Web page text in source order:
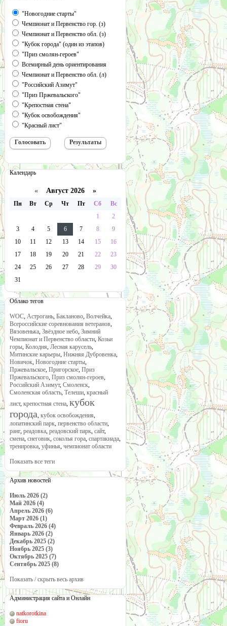
"Новогодние старты"
Чемпионат и Первенство гор. (з)
Чемпионат и Первенство обл. (з)
"Кубок города" (один из этапов)
"Приз смолян-героев"
Всемирный день ориентирования
Чемпионат и Первенство обл. (л)
"Российский Азимут"
"Приз Пржевальского"
"Крепостная стена"
"Кубок освобождения"
"Красный лист"
Календарь
« Август 2026 »
Пн Вт Ср Чт Пт Сб
Вс
1
2
3
4 5 6 7 8
9
10
11 12 13 14 15
16
17
18 19 20 21 22
23
24
25 26 27 28 29
30
31
Облако тегов
WOC, Астрогань, Бакланово, Волчейка,
Всероссийские соревнования ветеранов,
Вязовенька, Звёздное небо, Зимний
Чемпионат и Первенство области, Козьи
горы, Колодня, Лесная карусель,
Митинские карьеры, Нижняя Дубровенка,
Новичок, Новогодние старты,
Пржевальское, Пригорское, Приз
Пржевальского, Приз смолян-героев,
Российский Азимут, Смоленск,
Смоленская область, Телеши, красный
лист, крепостная стена, кубок
города, кубок освобождения,
лопатинский парк, первенство области,
ранг, реадовка, реадовский парк, сайт,
смена, снеговик, соколья гора, спартакиада,
тренировка, уфинья, чемпионат области
Показать все теги
Архив новостей
Июль 2026 (2)
Май 2026 (4)
Апрель 2026 (6)
Март 2026 (1)
Февраль 2026 (4)
Январь 2026 (2)
Декабрь 2025 (2)
Ноябрь 2025 (3)
Октябрь 2025 (7)
Сентябрь 2025 (8)
Показать / скрыть весь архив
Администрация сайта и Онлайн
natkorotkina
fioru